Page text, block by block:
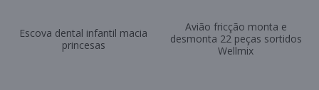
Escova dental infantil macia
princesas
Avião fricção monta e
desmonta 22 peças sortidos
Wellmix